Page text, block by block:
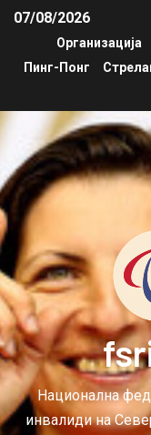
07/08/2026
Организација
Пинг-Понг
Национална
инвалиди на